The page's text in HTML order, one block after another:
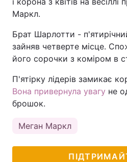
Маркл.
Брат Шарлотти -
зайняв четверте місце.
його сорочки з коміром в
П'ятірку лідерів замикає
Вона привернула увагу не
брошок.
Меган Маркл